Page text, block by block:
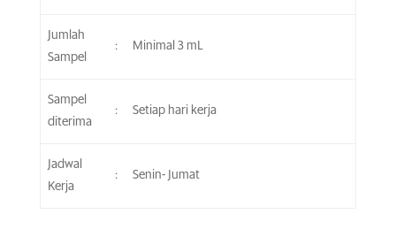
Jumlah
Sampel
: Minimal 3 mL
Sampel
diterima
: Setiap hari kerja
Jadwal
Kerja
: Senin- Jumat